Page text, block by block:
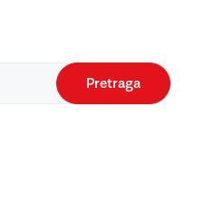
Pretraga